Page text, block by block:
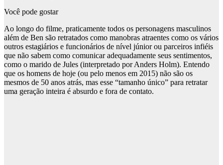
Você pode gostar
Ao longo do filme, praticamente todos os personagens masculinos
além de Ben são retratados como manobras atraentes como os vários
outros estagiários e funcionários de nível júnior ou parceiros infiéis
que não sabem como comunicar adequadamente seus sentimentos,
como o marido de Jules (interpretado por Anders Holm). Entendo
que os homens de hoje (ou pelo menos em 2015) não são os
mesmos de 50 anos atrás, mas esse “tamanho único” para retratar
uma geração inteira é absurdo e fora de contato.